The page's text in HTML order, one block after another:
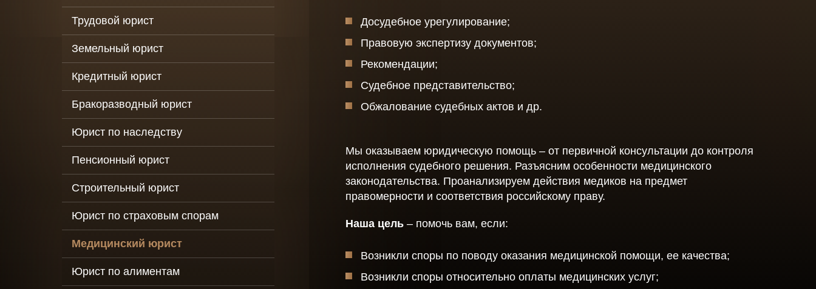
Налоговые споры
Консультация по
Обжалование
Услуги
коллекторов
Споры с судебными
приставами
Консультации по
последствиям
коронавируса для
физических лиц
Защита прав
Услуги
защита от
коллекторов
физических лиц
Доверенности
Трудовой юрист
Земельный юрист
Кредитный юрист
Бракоразводный юрист
Юрист по наследству
Пенсионный юрист
Строительный юрист
Юрист по страховым спорам
Медицинский юрист
Юрист по алиментам
Досудебное урегулирование;
Правовую экспертизу документов;
Рекомендации;
Судебное представительство;
Обжалование судебных актов и др.
Мы оказываем юридическую помощь – от первичной консультации до контроля
исполнения судебного решения. Разъясним особенности медицинского
законодательства. Проанализируем действия медиков на предмет
правомерности и соответствия российскому праву.
Наша цель – помочь вам, если:
Возникли споры по поводу оказания медицинской помощи, ее качества;
Возникли споры относительно оплаты медицинских услуг;